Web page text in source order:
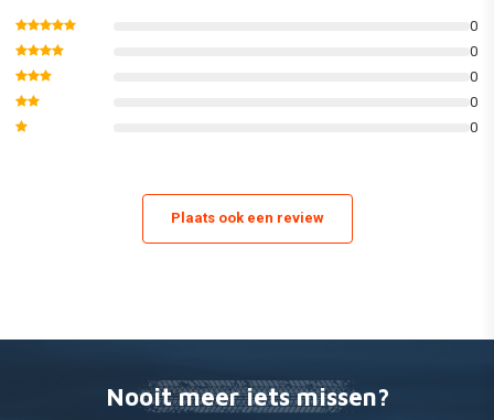
(B x L x H)
Gewicht
0
0
0
0
0
Plaats ook een review
Nooit meer iets missen?